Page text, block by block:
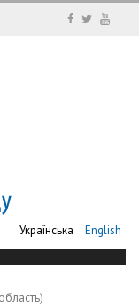
Українська English